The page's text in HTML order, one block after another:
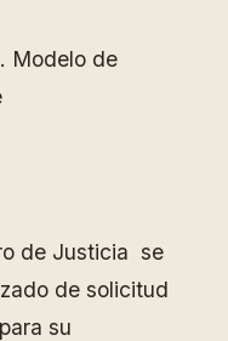
Modelo de
de Justicia se
de solicitud
su